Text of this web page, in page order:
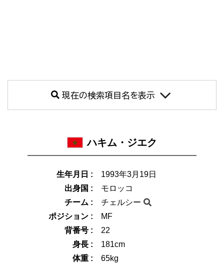
現在の検索項目名を表示
ハキム・ジエク
生年月日 :
1993年3月19日
出身国 :
モロッコ
チーム :
チェルシー
ポジション :
MF
背番号 :
22
身長 :
181cm
体重 :
65kg